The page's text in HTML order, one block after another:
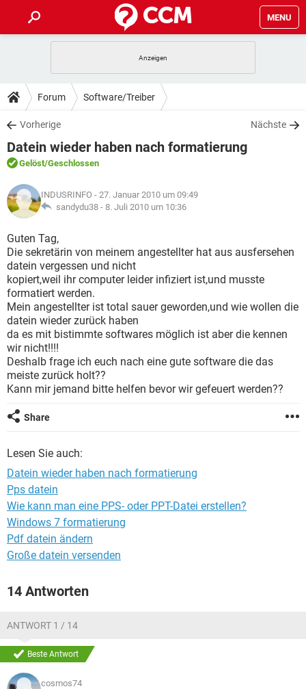
MENU
ANDROID IOS
WINDOWS 10
WHATSAPP TIKTOK
FACEBOOK
TIPPS & TRICKS
SPIELE
WINDOWS 10
WHATSAPP
FACEBOOK HARDWARE
DOWNLOADS
SPIELE STREAMING
ANDROID
WINDOWS 10 INSTAGRAM
WHATSAPP
FACEBOOK
FORUM
SPIELE
ANDROID IOS
WHATSAPP TIKTOK
FACEBOOK HARDWARE
LEXIKON
SPIELE
ANDROID
WINDOWS 10
WHATSAPP
FACEBOOK HARDWARE
Forum Software/Treiber
Vorherige Nächste
Datein wieder haben nach formatierung
Gelöst/Geschlossen
INDUSRINFO - 27. Januar 2010 um 09:49
sandydu38 - 8. Juli 2010 um 10:36
Guten Tag,
Die sekretärin von meinem angestellter hat aus ausfersehen
datein vergessen und nicht
kopiert,weil ihr computer leider infiziert ist,und musste
formatiert werden.
Mein angestellter ist total sauer geworden,und wie wollen die
datein wieder zurück haben
da es mit bistimmte softwares möglich ist aber die kennen
wir nicht!!!!
Deshalb frage ich euch nach eine gute software die das
meiste zurück holt??
Kann mir jemand bitte helfen bevor wir gefeuert werden??
Share
Lesen Sie auch:
Datein wieder haben nach formatierung
Pps datein
Wie kann man eine PPS- oder PPT-Datei erstellen?
Windows 7 formatierung
Pdf datein ändern
Große datein versenden
14 Antworten
ANTWORT 1 / 14
Beste Antwort
cosmos74